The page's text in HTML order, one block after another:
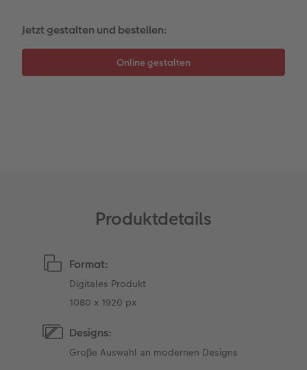
Foto-Kochbuch
Neuheiten
CEWE myPhotos
Neuheiten
Neuheiten
Neuheiten
CEWE myPhotos
CEWE myPhotos
Neuheiten
CEWE myPhotos
Neuheiten
CEWE myPhotos
Neuheiten
Jetzt gestalten und bestellen:
Produktdetails
Format:
Digitales Produkt
1080 x 1920 px
Designs:
Große Auswahl an modernen Designs